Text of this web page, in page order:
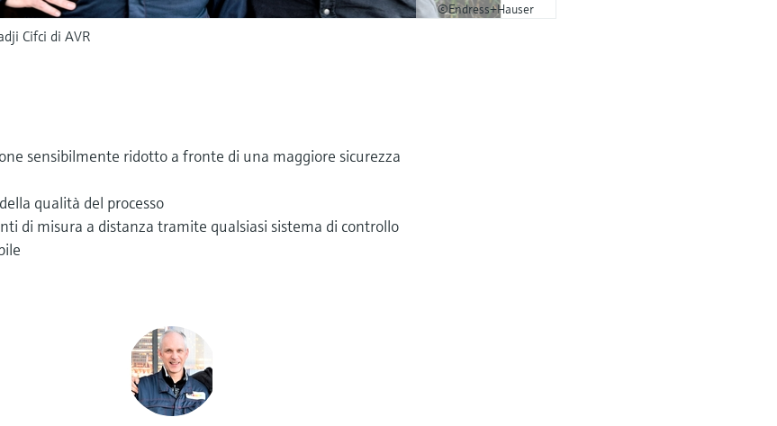
©Endress+Hauser
Cifci di AVR
sensibilmente ridotto a fronte di una maggiore sicurezza
qualità del processo
di misura a distanza tramite qualsiasi sistema di controllo